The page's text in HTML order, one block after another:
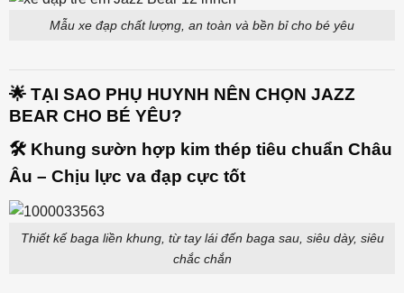
Mẫu xe đạp chất lượng, an toàn và bền bỉ cho bé yêu
🌟 TẠI SAO PHỤ HUYNH NÊN CHỌN JAZZ
BEAR CHO BÉ YÊU?
🛠️ Khung sườn hợp kim thép tiêu chuẩn Châu
Âu – Chịu lực va đạp cực tốt
Thiết kế baga liền khung, từ tay lái đến baga sau, siêu dày, siêu
chắc chắn